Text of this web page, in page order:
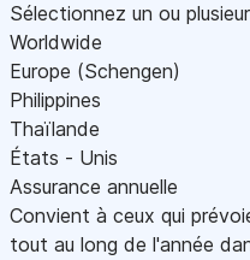
Sélectionnez un ou
Worldwide
Europe (Schengen)
Philippines
Thaïlande
États - Unis
Assurance annuelle
Convient à ceux qui
tout au long de l'année